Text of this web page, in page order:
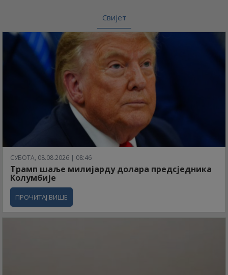
Свијет
СУБОТА, 08.08.2026 | 08:46
Трамп шаље милијарду долара предсједника
Колумбије
ПРОЧИТАЈ ВИШЕ